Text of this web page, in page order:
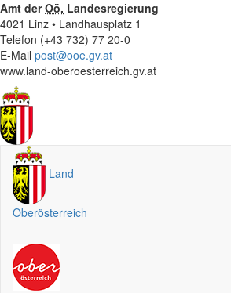
Amt derOö. Landesregierung
4021 Linz • Landhausplatz 1
Telefon (+43 732) 77 20-0
E-Mail post@ooe.gv.at
www.land-oberoesterreich.gv.at
Land
Oberösterreich